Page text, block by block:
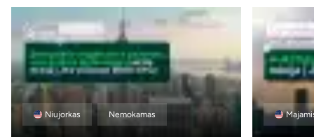
Niujorkas Nemokamas